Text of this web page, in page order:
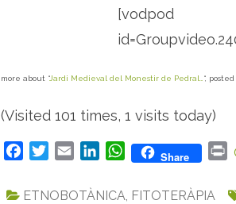
[vodpod
more about “Jardi Medieval del Monestir de Pedral… “,
(Visited 101 times, 1 visits today)
c
a
n
W
Share
P
i
ETNOBOTÀNICA, FITOTERÀPIA